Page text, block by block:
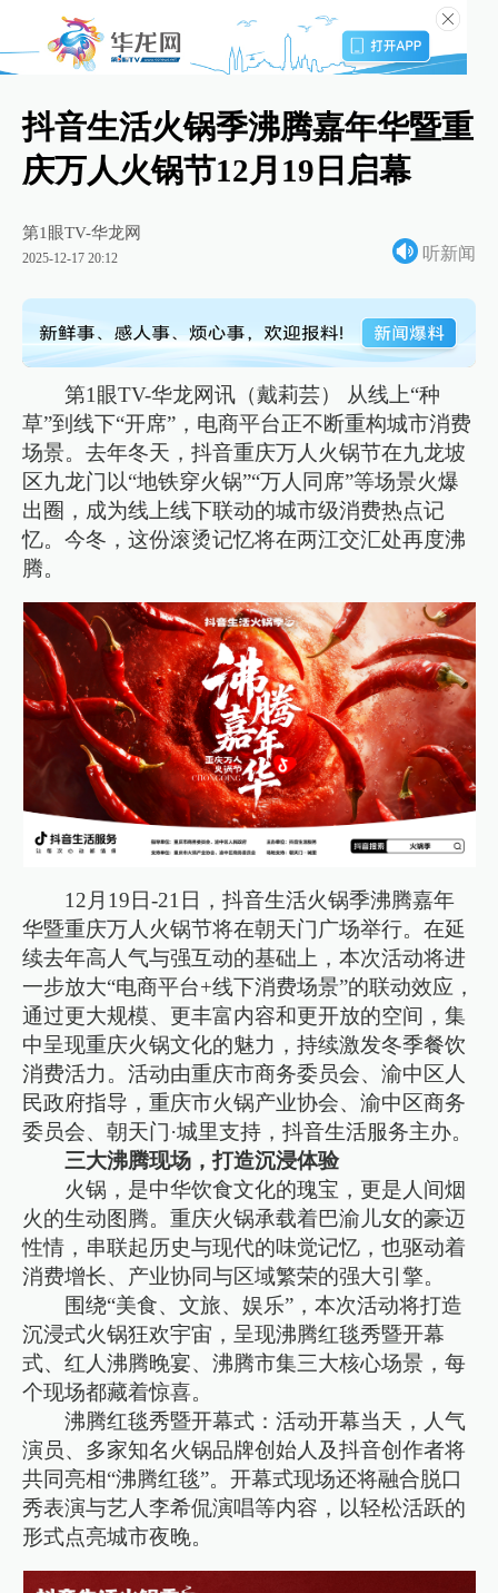
抖音生活火锅季沸腾嘉年华暨重
庆万人火锅节12月19日启幕
第1眼TV-华龙网
2025-12-17 20:12 听新闻
第1眼TV-华龙网讯（戴莉芸） 从线上“种
草”到线下“开席”，电商平台正不断重构城市消费
场景。去年冬天，抖音重庆万人火锅节在九龙坡
区九龙门以“地铁穿火锅”“万人同席”等场景火爆
出圈，成为线上线下联动的城市级消费热点记
忆。今冬，这份滚烫记忆将在两江交汇处再度沸
腾。
12月19日-21日，抖音生活火锅季沸腾嘉年
华暨重庆万人火锅节将在朝天门广场举行。在延
续去年高人气与强互动的基础上，本次活动将进
一步放大“电商平台+线下消费场景”的联动效应，
通过更大规模、更丰富内容和更开放的空间，集
中呈现重庆火锅文化的魅力，持续激发冬季餐饮
消费活力。活动由重庆市商务委员会、渝中区人
民政府指导，重庆市火锅产业协会、渝中区商务
委员会、朝天门·城里支持，抖音生活服务主办。
三大沸腾现场，打造沉浸体验
火锅，是中华饮食文化的瑰宝，更是人间烟
火的生动图腾。重庆火锅承载着巴渝儿女的豪迈
性情，串联起历史与现代的味觉记忆，也驱动着
消费增长、产业协同与区域繁荣的强大引擎。
围绕“美食、文旅、娱乐”，本次活动将打造
沉浸式火锅狂欢宇宙，呈现沸腾红毯秀暨开幕
式、红人沸腾晚宴、沸腾市集三大核心场景，每
个现场都藏着惊喜。
沸腾红毯秀暨开幕式：活动开幕当天，人气
演员、多家知名火锅品牌创始人及抖音创作者将
共同亮相“沸腾红毯”。开幕式现场还将融合脱口
秀表演与艺人李希侃演唱等内容，以轻松活跃的
形式点亮城市夜晚。